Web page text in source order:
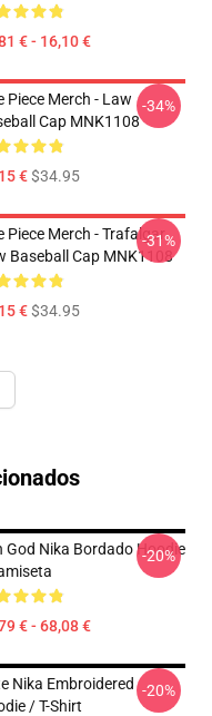
€ - 16,10 €
Piece Merch - Law
Cap MNK1108
€$34.95
-34%
Piece Merch - Trafalgar
Baseball Cap MNK1108
€$34.95
-31%
God Nika Bordado Hoodie
€ - 68,08 €
-20%
Nika Embroidered
/ T-Shirt
-20%